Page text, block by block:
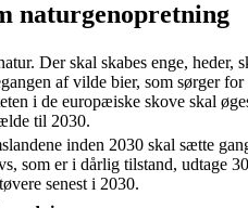
naturgenopretning
Der skal skabes enge, heder,
af vilde bier, som sørger
i de europæiske skove skal
til 2030.
inden 2030 skal sætte
som er i dårlig tilstand, udtage
senest i 2030.